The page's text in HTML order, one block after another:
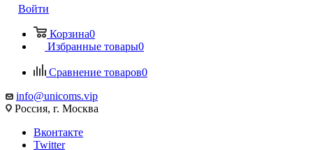
Войти
Корзина0
Избранные товары0
Сравнение товаров0
info@unicoms.vip
Россия, г. Москва
Вконтакте
Twitter